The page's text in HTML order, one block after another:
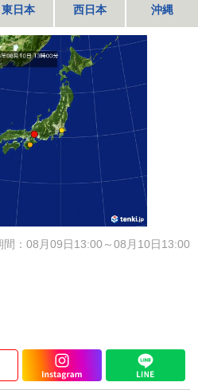
東日本 西日本 沖縄
間：08月09日13:00～08月10日13:00